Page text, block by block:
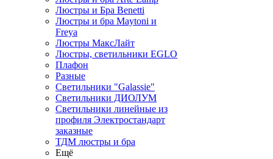
Люстры и Бра Benetti
Люстры и бра Maytoni и
Freya
Люстры МаксЛайт
Люстры, светильники EGLO
Плафон
Разные
Светильники "Galassie"
Светильники ДИОЛУМ
Светильники линейные из
профиля Электростандарт
заказные
ТДМ люстры и бра
Ещё